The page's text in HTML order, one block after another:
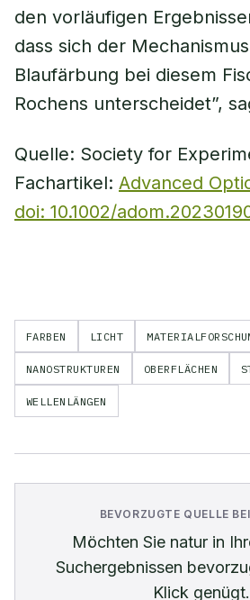
den vorläufigen
dass sich der
Blaufärbung bei diesem
Rochens unterscheidet”,
Quelle: Society for
Fachartikel: Advanced
doi: 10.1002/
FARBEN LICHT
NANOSTRUKTUREN OBERFLÄCHEN
WELLENLÄNGEN
BEVORZUGTE QUELLE
Möchten Sie naturin
Suchergebnissen
Klick genügt.